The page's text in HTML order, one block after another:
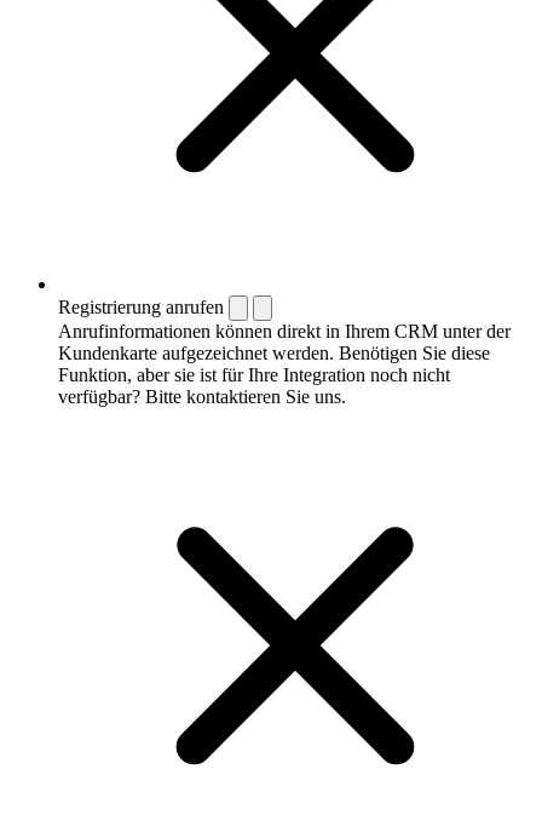
Registrierung anrufen
Anrufinformationen können direkt in Ihrem CRM unter der
Kundenkarte aufgezeichnet werden. Benötigen Sie diese
Funktion, aber sie ist für Ihre Integration noch nicht
verfügbar? Bitte kontaktieren Sie uns.